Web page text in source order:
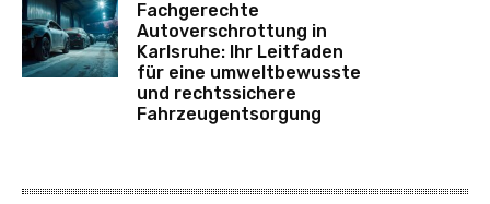
Fachgerechte
Autoverschrottung in
Karlsruhe: Ihr Leitfaden
für eine umweltbewusste
und rechtssichere
Fahrzeugentsorgung